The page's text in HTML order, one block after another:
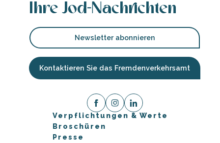
Ihre Jod-Nachrichten
Newsletter abonnieren
Kontaktieren Sie das Fremdenverkehrsamt
Verpflichtungen & Werte
Broschüren
Presse